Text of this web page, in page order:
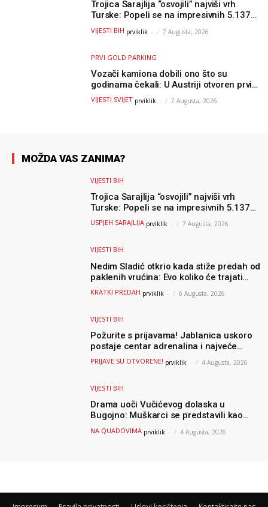
Trojica Sarajlija “osvojili” najviši vrh
Turske: Popeli se na impresivnih 5.137
metara
VIJESTI BIH prviklik - 7 Augusta, 2026
PRVI GOLD PARKING
Vozači kamiona dobili ono što su
godinama čekali: U Austriji otvoren prvi
GOLD sigurni parking
VIJESTI SVIJET prviklik - 7 Augusta, 2026
MOŽDA VAS ZANIMA?
VIJESTI BIH
Trojica Sarajlija “osvojili” najviši vrh
Turske: Popeli se na impresivnih 5.137
metara
USPJEH SARAJLIJA prviklik - 7 Augusta, 2026
VIJESTI BIH
Nedim Sladić otkrio kada stiže predah od
paklenih vrućina: Evo koliko će trajati
osvježenje u BiH
KRATKI PREDAH prviklik - 6 Augusta, 2026
VIJESTI BIH
Požurite s prijavama! Jablanica uskoro
postaje centar adrenalina i najveće
outdoor avanture ovog ljeta
PRIJAVE SU OTVORENE! prviklik - 4 Augusta, 2026
VIJESTI BIH
Drama uoči Vučićevog dolaska u
Bugojno: Muškarci se predstavili kao
osiguranje pa pobjegli u šumu
NA QUADOVIMA prviklik - 4 Augusta, 2026